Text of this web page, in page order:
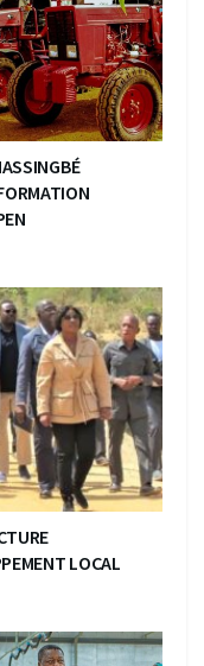
LOCAL